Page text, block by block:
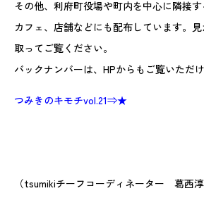
その他、利府町役場や町内を中心に隣接
カフェ、店舗などにも配布しています。
取ってご覧ください。
バックナンバーは、HPからもご覧いただけ
つみきのキモチvol.21⇒★
（tsumikiチーフコーディネーター 葛西淳